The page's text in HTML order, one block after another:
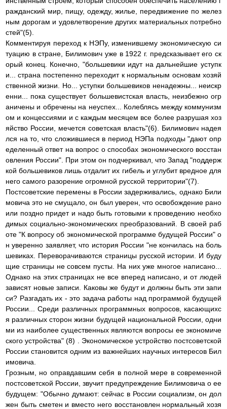
ражданский мир, пищу, одежду, жилье, передвижение по желез
ным дорогам и удовлетворение других материальных потребно
стей"(5).
Комментируя переход к НЭПу, изменившему экономическую си
туацию в стране, Билимович уже в 1922 г. предсказывает его ск
орый конец. Конечно, "большевики идут на дальнейшие уступк
и... страна постепенно переходит к нормальным основам хозяй
ственной жизни. Но... уступки большевиков ненадежны... неискр
енни... пока существует большевистская власть, неизбежно огр
аничены и обречены на неуспех... Колеблясь между коммунизм
ом и концессиями и с каждым месяцем все более разрушая хоз
яйство России, мечется советская власть"(6). Билимович надея
лся на то, что сложившиеся в период НЭПа подходы "дают опр
еделенный ответ на вопрос о способах экономического восстан
овления России". При этом он подчеркивал, что Запад "поддерж
кой большевиков лишь отдалит их гибель и углубит вредное для
него самого разорение огромной русской территории"(7).
Постсоветские перемены в России задерживались, однако Били
мовича это не смущало, он был уверен, что освобождение рано
или поздно придет и надо быть готовыми к проведению необхо
димых социально-экономических преобразований. В своей раб
оте "К вопросу об экономической программе будущей России" о
н уверенно заявляет, что история России "не кончилась на боль
шевиках. Переворачиваются страницы русской истории. И буду
щие страницы не совсем пусты. На них уже многое написано...
Однако на этих страницах не все вперед написано, и от людей
зависят новые записи. Каковы же будут и должны быть эти запи
си? Разгадать их - это задача работы над программой будущей
России... Среди различных программных вопросов, касающихс
я различных сторон жизни будущей национальной России, одни
ми из наиболее существенных являются вопросы ее экономиче
ского устройства" (8) . Экономическое устройство постсоветской
России становится одним из важнейших научных интересов Бил
имовича.
Грозным, но оправдавшим себя в полной мере в современной
постсоветской России, звучит предупреждение Билимовича о ее
будущем: "Обычно думают: сейчас в России социализм, он дол
жен быть сметен и вместо него восстановлен нормальный хозя